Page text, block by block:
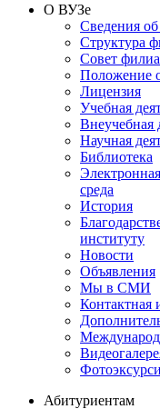
О ВУЗе
Сведения об
Структура
Совет
Положение
Лицензия
Учебная
Внеучебная
Научная
Библиотека
среда
История
институту
Новости
Объявления
Мы в СМИ
Контактная
Абитуриентам